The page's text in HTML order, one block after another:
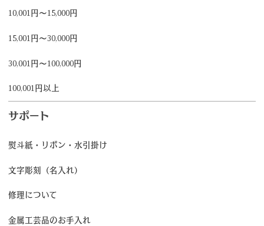
10,001円～15,000円
15,001円～30,000円
30,001円～100,000円
100,001円以上
サポート
熨斗紙・リボン・水引掛け
文字彫刻（名入れ）
修理について
金属工芸品のお手入れ